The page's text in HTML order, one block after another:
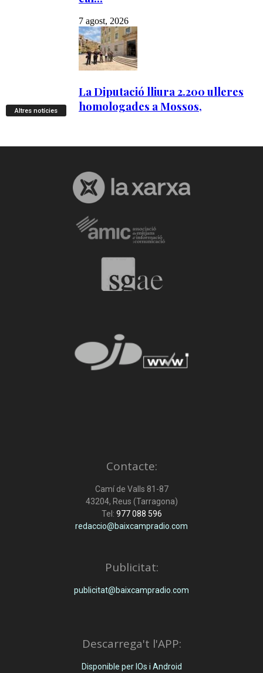
Altres notícies
Contacte:
Camí de Valls 81-87
43204, Reus (Tarragona)
Tel: 977 088 596
redaccio@baixcampradio.com
Publicitat:
publicitat@baixcampradio.com
Descarrega't l'APP:
Disponible per IOs i Android